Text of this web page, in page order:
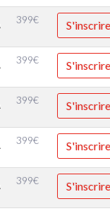
399€ S'inscrire
399€ S'inscrire
399€ S'inscrire
399€ S'inscrire
399€ S'inscrire